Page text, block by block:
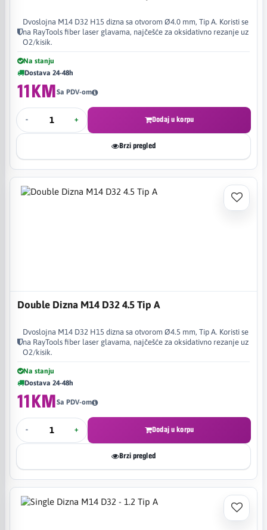
Dvoslojna M14 D32 H15 dizna sa otvorom Ø4.0 mm, Tip A. Koristi se
na RayTools fiber laser glavama, najčešće za oksidativno rezanje uz
O2/kisik.
Na stanju
Dostava 24-48h
11KMSa PDV-om
- + Dodaj u korpu
Brzi pregled
Double Dizna M14 D32 4.5 Tip A
Dvoslojna M14 D32 H15 dizna sa otvorom Ø4.5 mm, Tip A. Koristi se
na RayTools fiber laser glavama, najčešće za oksidativno rezanje uz
O2/kisik.
Na stanju
Dostava 24-48h
11KMSa PDV-om
- + Dodaj u korpu
Brzi pregled